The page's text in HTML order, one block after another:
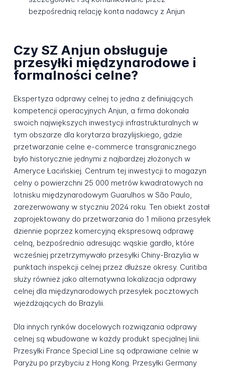
bezpośrednią relację konta nadawcy z Anjun
Czy SZ Anjun obsługuje
przesyłki międzynarodowe i
formalności celne?
Ekspertyza odprawy celnej to jedna z definiujących
kompetencji operacyjnych Anjun, a firma dokonała
swoich największych inwestycji infrastrukturalnych w
tym obszarze dla korytarza brazylijskiego, gdzie
przetwarzanie celne e-commerce transgranicznego
było historycznie jednymi z najbardzej złożonych w
Ameryce Łacińskiej. Centrum tej inwestycji to magazyn
celny o powierzchni 25 000 metrów kwadratowych na
lotnisku międzynarodowym Guarulhos w São Paulo,
zarezerwowany w styczniu 2024 roku. Ten obiekt został
zaprojektowany do przetwarzania do 1 miliona przesyłek
dziennie poprzez komercyjną ekspresową odprawę
celną, bezpośrednio adresując wąskie gardło, które
wcześniej przetrzymywało przesyłki Chiny-Brazylia w
punktach inspekcji celnej przez dłuższe okresy. Curitiba
służy również jako alternatywna lokalizacja odprawy
celnej dla międzynarodowych przesyłek pocztowych
wjeżdżających do Brazylii.
Dla innych rynków docelowych rozwiązania odprawy
celnej są wbudowane w każdy produkt specjalnej linii.
Przesyłki France Special Line są odprawiane celnie w
Paryżu po przybyciu z Hong Kong. Przesyłki Germany